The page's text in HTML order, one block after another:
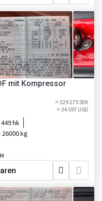
mit Kompressor
≈ 329 275 SEK
≈ 34 597 USD
449 hk
26000 kg